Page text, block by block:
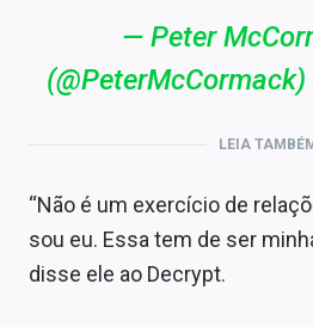
— Peter
(@PeterMcCormack)
LEIA
“Não é um exercício de
sou eu. Essa tem de ser
disse ele ao Decrypt.